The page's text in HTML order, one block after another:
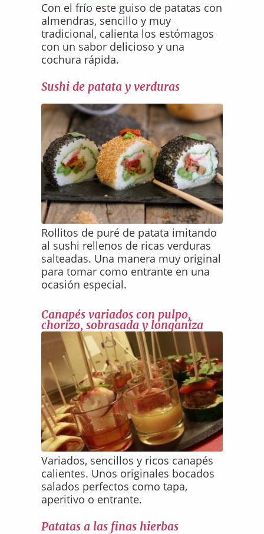
Con el frío este guiso de patatas con
almendras, sencillo y muy
tradicional, calienta los estómagos
con un sabor delicioso y una
cochura rápida.
Sushi de patata y verduras
Rollitos de puré de patata imitando
al sushi rellenos de ricas verduras
salteadas. Una manera muy original
para tomar como entrante en una
ocasión especial.
Canapés variados con pulpo,
chorizo, sobrasada y longaniza
Variados, sencillos y ricos canapés
calientes. Unos originales bocados
salados perfectos como tapa,
aperitivo o entrante.
Patatas a las finas hierbas